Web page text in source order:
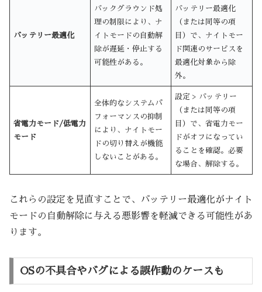
バッテリー最適化
バックグラウンド処
理の制限により、ナ
イトモードの自動解
除が遅延・停止する
可能性がある。
バッテリー最適化
（または同等の項
目）で、ナイトモー
ド関連のサービスを
最適化対象から除
外。
省電力モード/低電力
モード
全体的なシステムパ
フォーマンスの抑制
により、ナイトモー
ドの切り替えが機能
しないことがある。
設定 > バッテリー
（または同等の項
目）で、省電力モー
ドがオフになってい
ることを確認。必要
な場合、解除する。
これらの設定を見直すことで、バッテリー最適化がナイト
モードの自動解除に与える悪影響を軽減できる可能性があ
ります。
OSの不具合やバグによる誤作動のケースも